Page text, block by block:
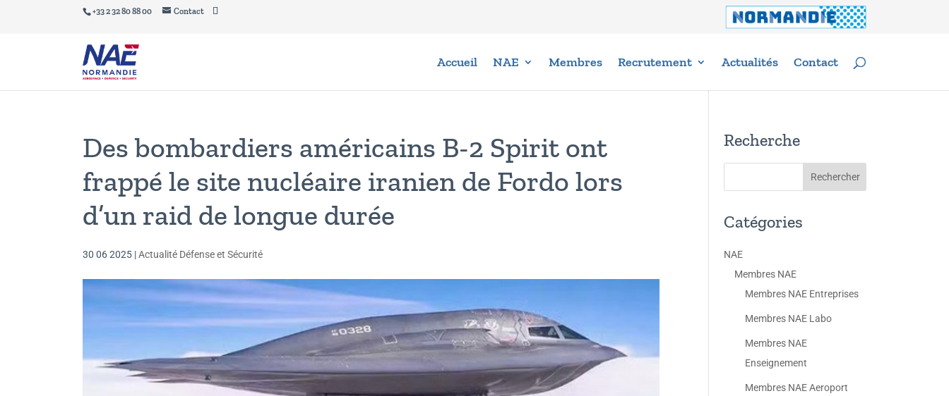
+33 2 32 80 88 00 Contact
Accueil NAE Membres Recrutement Actualités Contact
Des bombardiers américains B-2 Spirit ont
frappé le site nucléaire iranien de Fordo lors
d’un raid de longue durée
30 06 2025 |Actualité Défense et Sécurité
Recherche
Catégories
NAE
Membres NAE
Membres NAE Entreprises
Membres NAE Labo
Membres NAE
Enseignement
Membres NAE Aeroport